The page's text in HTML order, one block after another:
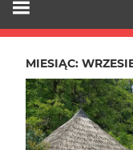
MIESIĄC: